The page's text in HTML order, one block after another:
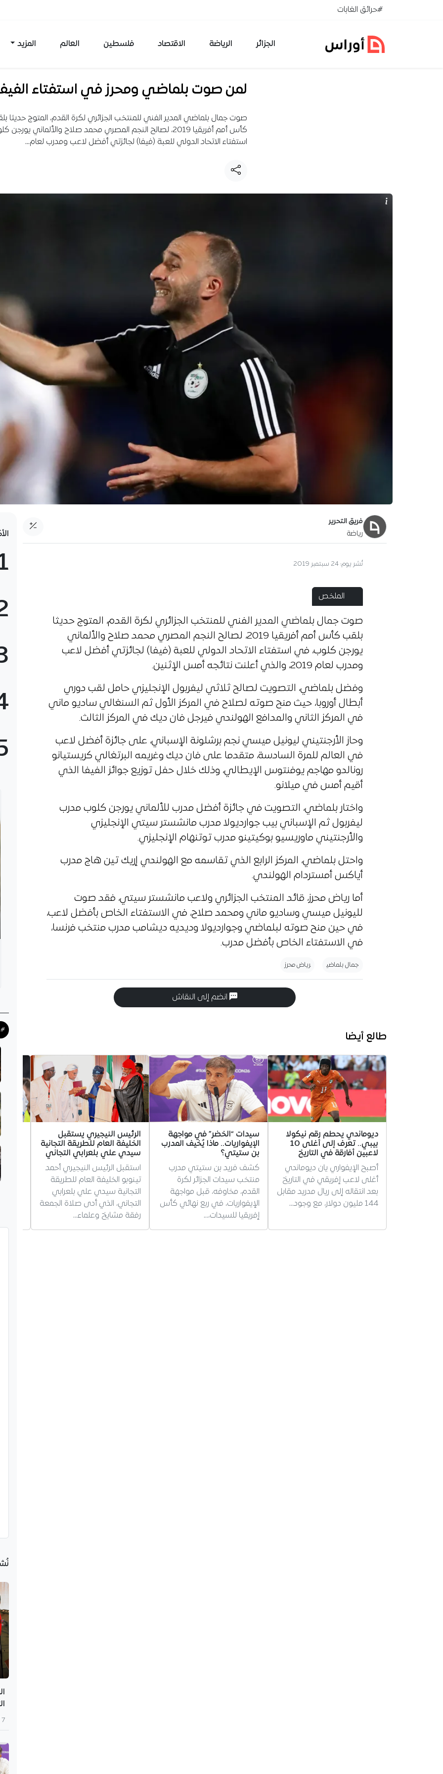
تخطي إلى المحتوى#حرائق الغابات
الجزائر الرياضة الاقتصاد فلسطين العالم المزيد
لمن صوت بلماضي ومحرز في استفتاء
صوت جمال بلماضي المدير الفني للمنتخب الجزائري لكرة القدم، المتوج حديثا
كأس أمم أفريقيا 2019، لصالح النجم المصري محمد صلاح والألماني
استفتاء الاتحاد الدولي للعبة (فيفا) لجائزتي أفضل لاعب ومدرب لعام…
فريق التحرير
رياضة
نُشر يوم: 24 سبتمبر 2019
الملخص
صوت جمال بلماضي المدير الفني للمنتخب الجزائري لكرة القدم، المتوج حديثا
بلقب كأس أمم أفريقيا 2019، لصالح النجم المصري محمد صلاح والألماني
يورجن كلوب، في استفتاء الاتحاد الدولي للعبة (فيفا) لجائزتي أفضل لاعب
ومدرب لعام 2019، والذي أعلنت نتائجه أمس الإثنين.
وفضل بلماضي، التصويت لصالح ثلاثي ليفربول الإنجليزي حامل لقب دوري
أبطال أوروبا، حيث منح صوته لصلاح في المركز الأول ثم السنغالي ساديو ماني
في المركز الثاني والمدافع الهولندي فيرجل فان ديك في المركز الثالث.
وحاز الأرجنتيني ليونيل ميسي نجم برشلونة الإسباني، على جائزة أفضل لاعب
في العالم للمرة السادسة، متقدما على فان ديك وغريمه البرتغالي كريستيانو
رونالدو مهاجم يوفنتوس الإيطالي، وذلك خلال حفل توزيع جوائز الفيفا الذي
أقيم أمس في ميلانو.
واختار بلماضي، التصويت في جائزة أفضل مدرب للألماني يورجن كلوب مدرب
ليفربول ثم الإسباني بيب جوارديولا مدرب مانشستر سيتي الإنجليزي
والأرجنتيني ماوريسيو بوكيتينو مدرب توتنهام الإنجليزي.
واحتل بلماضي، المركز الرابع الذي تقاسمه مع الهولندي إريك تين هاج مدرب
أياكس أمستردام الهولندي.
أما رياض محرز، قائد المنتخب الجزائري ولاعب مانشستر سيتي، فقد صوت
لليونيل ميسي وساديو ماني ومحمد صلاح، في الاستفتاء الخاص بأفضل لاعب،
في حين منح صوته لبلماضي وجوارديولا وديديه ديشامب مدرب منتخب فرنسا،
في الاستفتاء الخاص بأفضل مدرب.
جمال بلماضي رياض محرز
انضم إلى النقاش
طالع أيضا
ديوماندي يحطم رقم نيكولا
بيبي.. تعرف إلى أغلى 10
لاعبين أفارقة في التاريخ
أصبح الإيفواري يان ديوماندي
أغلى لاعب إفريقي في التاريخ
بعد انتقاله إلى ريال مدريد مقابل
144 مليون دولار، مع وجود…
سيدات “الخضر” في مواجهة
الإيفواريات.. ماذا يُخيف المدرب
بن ستيتي؟
كشف فريد بن ستيتي مدرب
منتخب سيدات الجزائر لكرة
القدم، مخاوفه، قبل مواجهة
الإيفواريات، في ربع نهائي كأس
إفريقيا للسيدات،…
الرئيس النيجيري يستقبل
الخليفة العام للطريقة التجانية
سيدي علي بلعرابي التجاني
استقبل الرئيس النيجيري أحمد
تينوبو الخليفة العام للطريقة
التجانية سيدي علي بلعرابي
التجاني، الذي أدى صلاة الجمعة
رفقة مشايخ وعلماء…
أجاب
7 أغسطس 2026